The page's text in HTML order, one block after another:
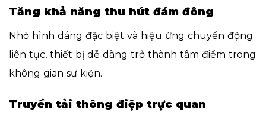
Tăng khả năng thu hút đám đông
Nhờ hình dáng đặc biệt và hiệu ứng chuyển động
liên tục, thiết bị dễ dàng trở thành tâm điểm trong
không gian sự kiện.
Truyền tải thông điệp trực quan